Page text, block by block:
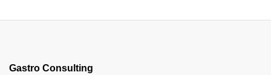
Gastro Consulting